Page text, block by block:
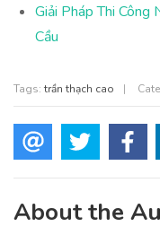
Giải Pháp Thi
Cầu
Tags: trần thạch cao |
About the